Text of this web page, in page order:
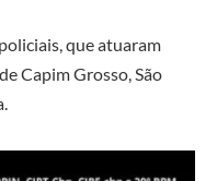
que atuaram
Capim Grosso, São